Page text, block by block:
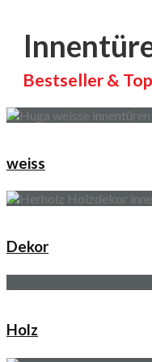
Bestseller &
weiss
Dekor
Holz